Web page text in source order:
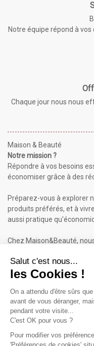
Notre équipe répond à
Chaque jour nous nous
Maison & Beauté
Notre mission ?
Répondre à vos besoins
économiser grâce à des
Préparez-vous à explorer
produits préférés, et à
aussi pratique
Chez Maison&Beauté,
Maison & Beauté :
À propos de nous
Conditions générales
Plan du site
Contactez-nous
Inscrivez-